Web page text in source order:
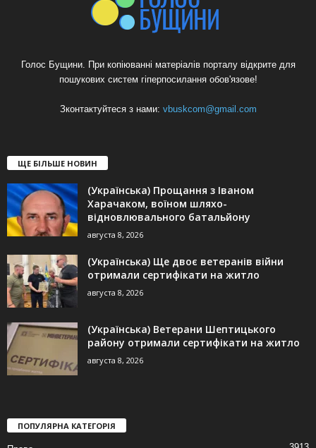
Голос Бущини. При копіюванні матеріалів порталу відкрите для
пошукових систем гіперпосилання обов'язове!
Зконтактуйтеся з нами: vbuskcom@gmail.com
ЩЕ БІЛЬШЕ НОВИН
(Українська) Прощання з Іваном
Харачаком, воїном шляхо-
відновлювального батальйону
августа 8, 2026
(Українська) Ще двоє ветеранів війни
отримали сертифікати на житло
августа 8, 2026
(Українська) Ветерани Шептицького
району отримали сертифікати на житло
августа 8, 2026
ПОПУЛЯРНА КАТЕГОРІЯ